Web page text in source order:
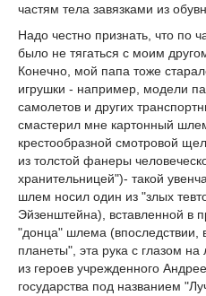
частям тела завязками из
Надо честно признать, что по
было не тягаться с моим
Конечно, мой папа тоже
игрушки - например, модели
самолетов и других
смастерил мне картонный
крестообразной смотровой
из толстой фанеры
хранительницей")- такой
шлем носил один из "злых
Эйзенштейна), вставленной в
"донца" шлема (впоследствии,
планеты", эта рука с глазом
из героев учрежденного
государства под названием